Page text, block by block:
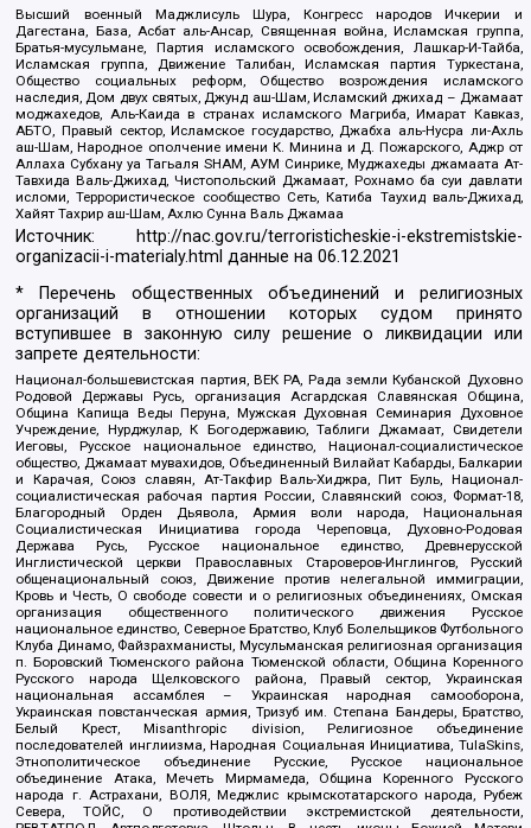
Высший военный Маджлисуль Шура, Конгресс народов Ичкерии и
Дагестана, База, Асбат аль-Ансар, Священная война, Исламская группа,
Братья-мусульмане, Партия исламского освобождения, Лашкар-И-Тайба,
Исламская группа, Движение Талибан, Исламская партия Туркестана,
Общество социальных реформ, Общество возрождения исламского
наследия, Дом двух святых, Джунд аш-Шам, Исламский джихад – Джамаат
моджахедов, Аль-Каида в странах исламского Магриба, Имарат Кавказ,
АБТО, Правый сектор, Исламское государство, Джабха аль-Нусра ли-Ахль
аш-Шам, Народное ополчение имени К. Минина и Д. Пожарского, Аджр от
Аллаха Субхану уа Тагьаля SHAM, АУМ Синрике, Муджахеды джамаата Ат-
Тавхида Валь-Джихад, Чистопольский Джамаат, Рохнамо ба суи давлати
исломи, Террористическое сообщество Сеть, Катиба Таухид валь-Джихад,
Хайят Тахрир аш-Шам, Ахлю Сунна Валь Джамаа
Источник:
http://nac.gov.ru/terroristicheskie-i-ekstremistskie-
organizacii-i-materialy.html данные на06.12.2021
* Перечень общественных объединений и религиозных
организаций в отношении которых судом принято
вступившее в законную силу решение о ликвидации или
запрете деятельности:
Национал-большевистская партия, ВЕК РА, Рада земли Кубанской Духовно
Родовой Державы Русь, организация Асгардская Славянская Община,
Община Капища Веды Перуна, Мужская Духовная Семинария Духовное
Учреждение, Нурджулар, К Богодержавию, Таблиги Джамаат, Свидетели
Иеговы, Русское национальное единство, Национал-социалистическое
общество, Джамаат мувахидов, Объединенный Вилайат Кабарды, Балкарии
и Карачая, Союз славян, Ат-Такфир Валь-Хиджра, Пит Буль, Национал-
социалистическая рабочая партия России, Славянский союз, Формат-18,
Благородный Орден Дьявола, Армия воли народа, Национальная
Социалистическая Инициатива города Череповца, Духовно-Родовая
Держава Русь, Русское национальное единство, Древнерусской
Инглистической церкви Православных Староверов-Инглингов, Русский
общенациональный союз, Движение против нелегальной иммиграции,
Кровь и Честь, О свободе совести и о религиозных объединениях, Омская
организация общественного политического движения Русское
национальное единство, Северное Братство, Клуб Болельщиков Футбольного
Клуба Динамо, Файзрахманисты, Мусульманская религиозная организация
п. Боровский Тюменского района Тюменской области, Община Коренного
Русского народа Щелковского района, Правый сектор, Украинская
национальная ассамблея – Украинская народная самооборона,
Украинская повстанческая армия, Тризуб им. Степана Бандеры, Братство,
Белый Крест, Misanthropic division, Религиозное объединение
последователей инглиизма, Народная Социальная Инициатива, TulaSkins,
Этнополитическое объединение Русские, Русское национальное
объединение Атака, Мечеть Мирмамеда, Община Коренного Русского
народа г. Астрахани, ВОЛЯ, Меджлис крымскотатарского народа, Рубеж
Севера, ТОЙС, О противодействии экстремистской деятельности,